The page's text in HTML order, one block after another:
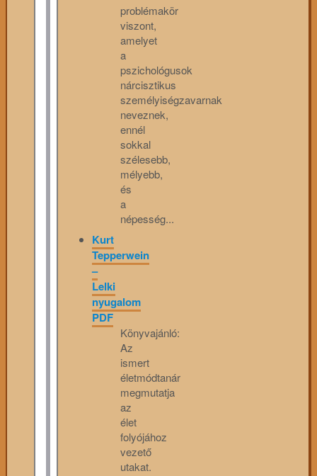
problémakör
viszont,
amelyet
a
pszichológusok
nárcisztikus
személyiségzavarnak
neveznek,
ennél
sokkal
szélesebb,
mélyebb,
és
a
népesség...
Kurt
Tepperwein
–
Lelki
nyugalom
PDF
Könyvajánló:
Az
ismert
életmódtanár
megmutatja
az
élet
folyójához
vezető
utakat.